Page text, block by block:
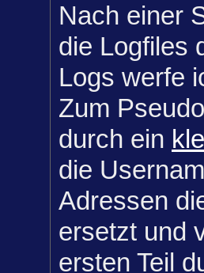
Nach einer
die Logfiles
Logs werfe
Zum
durch ein
die
Adressen
ersetzt und
ersten Teil